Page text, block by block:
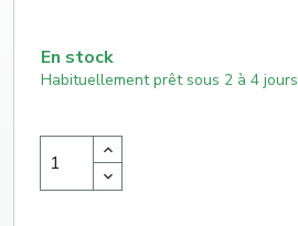
En stock
Habituellement prêt sous 2 à 4 jours